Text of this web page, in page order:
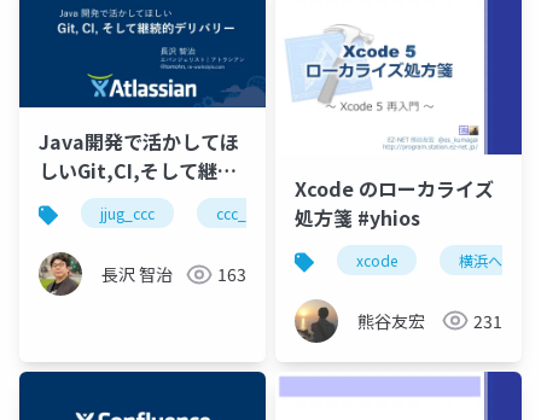
Java開発で活かしてほ
しいGit,CI,そして継続
的デリバリー
#jjug_ccc #ccc_r13
jjug_ccc ccc_r13 git agile
長沢 智治 163
Xcode のローカライズ
処方箋 #yhios
xcode 横浜へなち
熊谷友宏 231